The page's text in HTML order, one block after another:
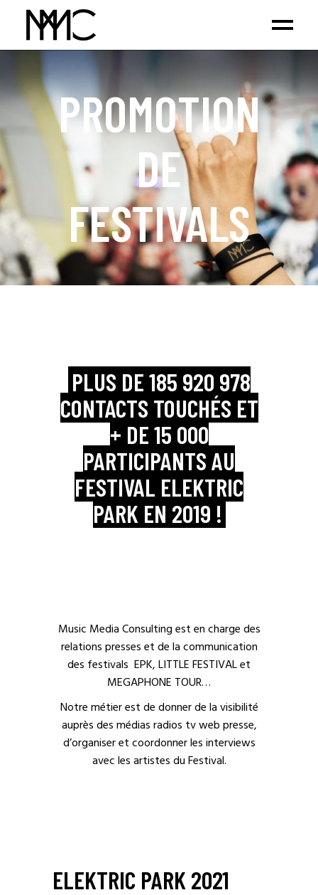
PROMOTION
DE
FESTIVALS
PLUS DE 185 920 978
CONTACTS TOUCHÉS ET
+ DE 15 000
PARTICIPANTS AU
FESTIVAL ELEKTRIC
PARK EN 2019 !
Music Media Consulting est en charge des
relations presses et de la communication
des festivals EPK, LITTLE FESTIVAL et
MEGAPHONE TOUR…
Notre métier est de donner de la visibilité
auprès des médias radios tv web presse,
d’organiser et coordonner les interviews
avec les artistes du Festival.
ELEKTRIC PARK 2021